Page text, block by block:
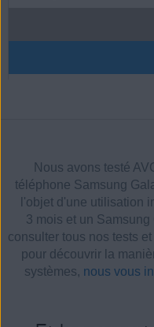
Nous avons testé
téléphone Samsung
l'objet d'une utilisation
3 mois et un
consulter tous nos tests
pour découvrir la
systèmes, nous vous